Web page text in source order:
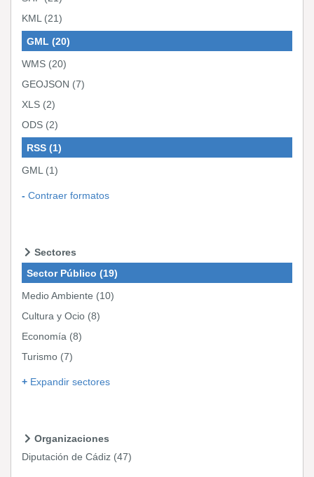
KML (21)
GML (20)
WMS (20)
GEOJSON (7)
XLS (2)
ODS (2)
RSS (1)
GML (1)
Contraer formatos
Sectores
Sector Público (19)
Medio Ambiente (10)
Cultura y Ocio (8)
Economía (8)
Turismo (7)
Expandir sectores
Organizaciones
Diputación de Cádiz (47)